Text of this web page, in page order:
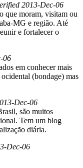
2013-Dec-06
que moram, visitam ou
MG e região. Até
e fortalecer o
06
em conhecer mais
(bondage) mas
Dec-06
são muitos
Tem um blog
diária.
Dec-06